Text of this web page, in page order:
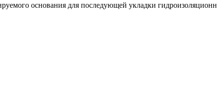
основания для последующей укладки